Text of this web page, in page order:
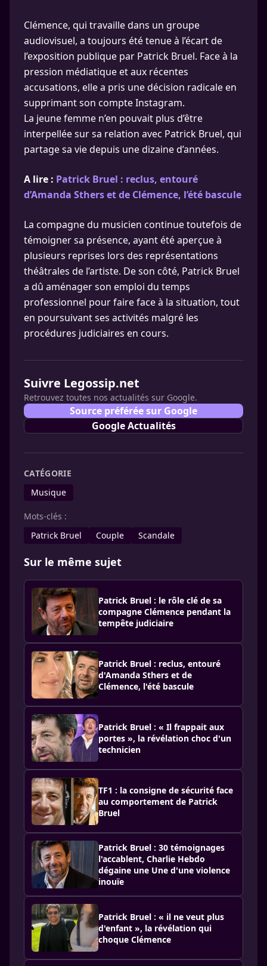
Clémence, qui travaille dans un groupe
audiovisuel, a toujours été tenue à l’écart de
l’exposition publique par Patrick Bruel. Face à la
pression médiatique et aux récentes
accusations, elle a pris une décision radicale en
supprimant son compte Instagram.
La jeune femme n’en pouvait plus d’être
interpellée sur sa relation avec Patrick Bruel, qui
partage sa vie depuis une dizaine d’années.
A lire : Patrick Bruel : reclus, entouré
d’Amanda Sthers et de Clémence, l’été bascule
La compagne du musicien continue toutefois de
témoigner sa présence, ayant été aperçue à
plusieurs reprises lors des représentations
théâtrales de l’artiste. De son côté, Patrick Bruel
a dû aménager son emploi du temps
professionnel pour faire face à la situation, tout
en poursuivant ses activités malgré les
procédures judiciaires en cours.
Suivre Legossip.net
Retrouvez toutes nos actualités sur Google.
Source préférée sur Google
Google Actualités
CATÉGORIE
Musique
Mots-clés :
Patrick Bruel
Couple Scandale
Sur le même sujet
Patrick Bruel : le rôle clé de sa
compagne Clémence pendant la
tempête judiciaire
Patrick Bruel : reclus, entouré
d'Amanda Sthers et de
Clémence, l'été bascule
Patrick Bruel : « Il frappait aux
portes », la révélation choc d'un
technicien
TF1 : la consigne de sécurité face
au comportement de Patrick
Bruel
Patrick Bruel : 30 témoignages
l'accablent, Charlie Hebdo
dégaine une Une d'une violence
inouïe
Patrick Bruel : « il ne veut plus
d'enfant », la révélation qui
choque Clémence